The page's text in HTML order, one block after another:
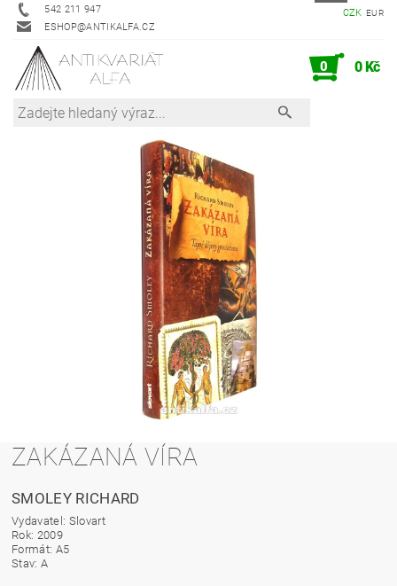
542 211 947
ESHOP@ANTIKALFA.CZ
CZK EUR
0 0 Kč
ZAKÁZANÁ VÍRA
SMOLEY RICHARD
Vydavatel: Slovart
Rok: 2009
Formát: A5
Stav: A